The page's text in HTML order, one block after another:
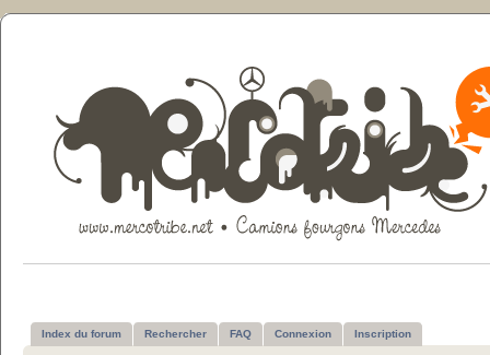
Index du forum Rechercher FAQ Connexion Inscription